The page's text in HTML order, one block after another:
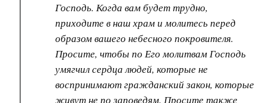
Господь. Когда вам будет трудно,
приходите в наш храм и молитесь перед
образом вашего небесного покровителя.
Просите, чтобы по Его молитвам Господь
умягчил сердца людей, которые не
воспринимают гражданский закон, которые
живут не по заповедям. Просите также